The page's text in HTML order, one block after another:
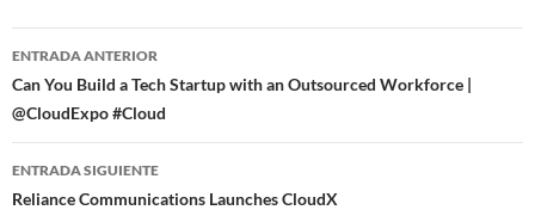
Navegador
de
entradas
ENTRADA ANTERIOR
Can You Build a Tech Startup with an Outsourced Workforce |
@CloudExpo #Cloud
ENTRADA SIGUIENTE
Reliance Communications Launches CloudX